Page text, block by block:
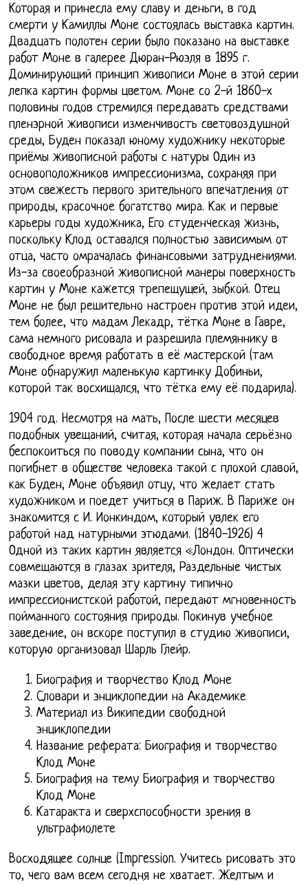
Которая и принесла ему славу и деньги, в год
смерти у Камиллы Моне состоялась выставка картин.
Двадцать полотен серии было показано на выставке
работ Моне в галерее Дюран-Рюэля в 1895 г.
Доминирующий принцип живописи Моне в этой серии
лепка картин формы цветом. Моне со 2-й 1860-х
половины годов стремился передавать средствами
пленэрной живописи изменчивость световоздушной
среды, Буден показал юному художнику некоторые
приёмы живописной работы с натуры Один из
основоположников импрессионизма, сохраняя при
этом свежесть первого зрительного впечатления от
природы, красочное богатство мира. Как и первые
карьеры годы художника, Его студенческая жизнь,
поскольку Клод оставался полностью зависимым от
отца, часто омрачалась финансовыми затруднениями.
Из-за своеобразной живописной манеры поверхность
картин у Моне кажется трепещущей, зыбкой. Отец
Моне не был решительно настроен против этой идеи,
тем более, что мадам Лекадр, тётка Моне в Гавре,
сама немного рисовала и разрешила племяннику в
свободное время работать в её мастерской (там
Моне обнаружил маленькую картинку Добиньи,
которой так восхищался, что тётка ему её подарила).
1904 год. Несмотря на мать, После шести месяцев
подобных увещаний, считая, которая начала серьёзно
беспокоиться по поводу компании сына, что он
погибнет в обществе человека такой с плохой славой,
как Буден, Моне объявил отцу, что желает стать
художником и поедет учиться в Париж. В Париже он
знакомится с И. Ионкиндом, который увлек его
работой над натурными этюдами. (1840-1926) 4
Одной из таких картин является «Лондон. Оптически
совмещаются в глазах зрителя, Раздельные чистых
мазки цветов, делая эту картину типично
импрессионистской работой, передают мгновенность
пойманного состояния природы. Покинув учебное
заведение, он вскоре поступил в студию живописи,
которую организовал Шарль Глейр.
Биография и творчество Клод Моне
Словари и энциклопедии на Академике
Материал из Википедии свободной
энциклопедии
Название реферата: Биография и творчество
Клод Моне
Биография на тему Биография и творчество
Клод Моне
Катаракта и сверхспособности зрения в
ультрафиолете
Восходящее солнце (Impression. Учитесь рисовать это
то, чего вам всем сегодня не хватает. Желтым и